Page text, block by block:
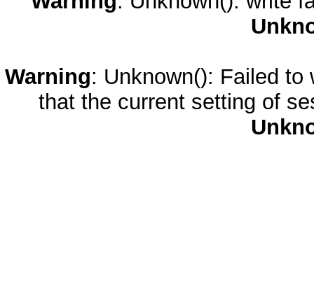
Warning: Unknown(): Failed
that the current setting of